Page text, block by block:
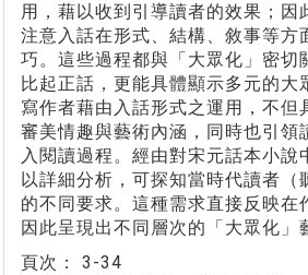
用，藉以收到引導讀者的效果；因
注意入話在形式、結構、敘事等方
巧。這些過程都與「大眾化」密切
比起正話，更能具體顯示多元的大
寫作者藉由入話形式之運用，不但
審美情趣與藝術內涵，同時也引領
入閱讀過程。經由對宋元話本小說
以詳細分析，可探知當時代讀者（
的不同要求。這種需求直接反映在
因此呈現出不同層次的「大眾化」
頁次： 3-34